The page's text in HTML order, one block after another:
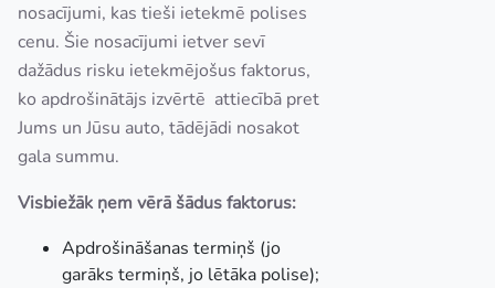
nosacījumi, kas tieši ietekmē polises
cenu. Šie nosacījumi ietver sevī
dažādus risku ietekmējošus faktorus,
ko apdrošinātājs izvērtē attiecībā pret
Jums un Jūsu auto, tādējādi nosakot
gala summu.
Visbiežāk ņem vērā šādus faktorus:
Apdrošināšanas termiņš (jo
garāks termiņš, jo lētāka polise);